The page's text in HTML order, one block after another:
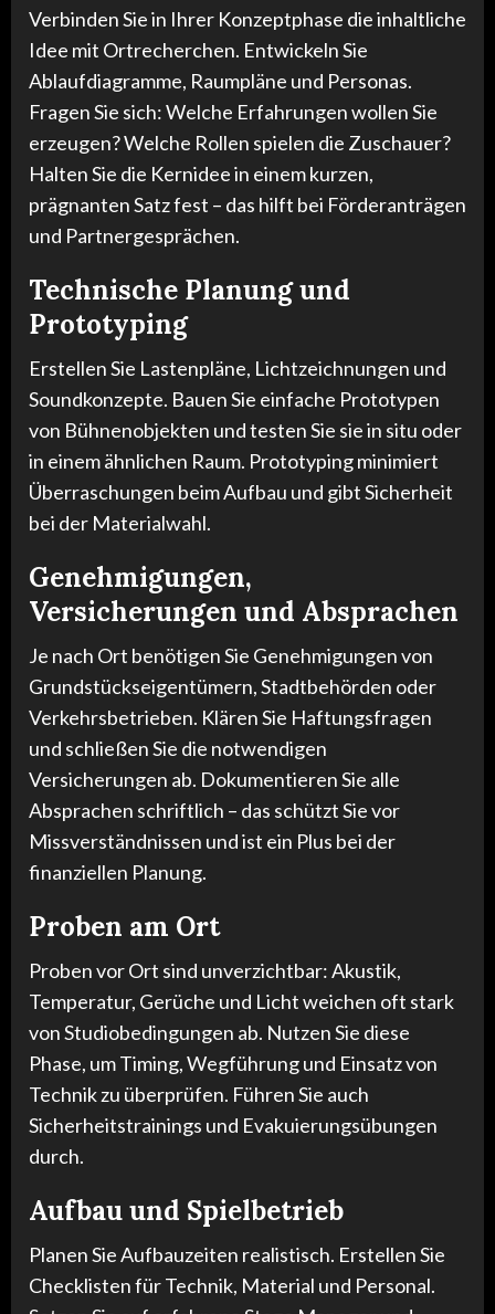
Verbinden Sie in Ihrer Konzeptphase die inhaltliche
Idee mit Ortrecherchen. Entwickeln Sie
Ablaufdiagramme, Raumpläne und Personas.
Fragen Sie sich: Welche Erfahrungen wollen Sie
erzeugen? Welche Rollen spielen die Zuschauer?
Halten Sie die Kernidee in einem kurzen,
prägnanten Satz fest – das hilft bei Förderanträgen
und Partnergesprächen.
Technische Planung und
Prototyping
Erstellen Sie Lastenpläne, Lichtzeichnungen und
Soundkonzepte. Bauen Sie einfache Prototypen
von Bühnenobjekten und testen Sie sie in situ oder
in einem ähnlichen Raum. Prototyping minimiert
Überraschungen beim Aufbau und gibt Sicherheit
bei der Materialwahl.
Genehmigungen,
Versicherungen und Absprachen
Je nach Ort benötigen Sie Genehmigungen von
Grundstückseigentümern, Stadtbehörden oder
Verkehrsbetrieben. Klären Sie Haftungsfragen
und schließen Sie die notwendigen
Versicherungen ab. Dokumentieren Sie alle
Absprachen schriftlich – das schützt Sie vor
Missverständnissen und ist ein Plus bei der
finanziellen Planung.
Proben am Ort
Proben vor Ort sind unverzichtbar: Akustik,
Temperatur, Gerüche und Licht weichen oft stark
von Studiobedingungen ab. Nutzen Sie diese
Phase, um Timing, Wegführung und Einsatz von
Technik zu überprüfen. Führen Sie auch
Sicherheitstrainings und Evakuierungsübungen
durch.
Aufbau und Spielbetrieb
Planen Sie Aufbauzeiten realistisch. Erstellen Sie
Checklisten für Technik, Material und Personal.